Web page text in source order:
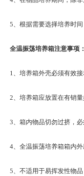
5、根据需要选择培养时间
全温振荡培养箱注意事项
1、培养箱外壳必须有效接地
2、培养箱应放置在有销量
3、箱内物品切勿过挤，必
4、全温振荡培养箱箱内外应
5、不适用于易挥发性物品